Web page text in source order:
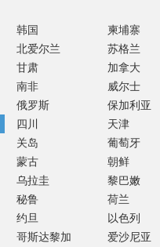
韩国
柬埔寨
北爱尔兰
苏格兰
甘肃
加拿大
南非
威尔士
俄罗斯
保加利亚
四川
天津
关岛
葡萄牙
蒙古
朝鲜
乌拉圭
黎巴嫩
秘鲁
荷兰
约旦
以色列
哥斯达黎加
爱沙尼亚